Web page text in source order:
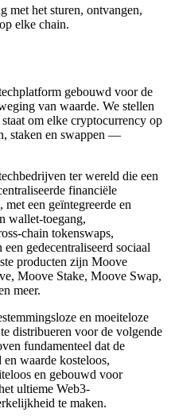
met het sturen, ontvangen,
elke chain.
gebouwd voor de
van waarde. We stellen
om elke cryptocurrency op
staken en swappen —
ter wereld die een
financiële
een geïntegreerde en
wallet-toegang,
chain tokenswaps,
gedecentraliseerd sociaal
producten zijn Moove
Moove Stake, Moove Swap,
meer.
en moeiteloze
distribueren voor de volgende
fundamenteel dat de
waarde kosteloos,
en gebouwd voor
ultieme Web3-
te maken.